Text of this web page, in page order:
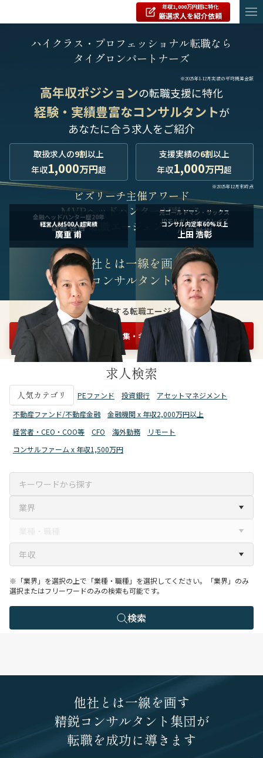
年収1,000万円超に特化
厳選求人を紹介依頼
ハイクラス・プロフェッショナル転職なら
タイグロンパートナーズ
※2025年1-12月実績の平均概算金額
高年収ポジションの転職支援に特化
経験・実績豊富なコンサルタントが
あなたに合う求人をご紹介
取扱求人の9割以上
年収1,000万円超
支援実績の6割以上
年収1,000万円超
※2025年12月末時点
ビズリーチ主催アワード
MVPヘッドハンターが率いる
転職エージェント
金融ヘッドハンター歴20年
信藤 啓吾
元ゴールドマン・サックス
JPモルガン/バークレイズ
小口 敏樹
経営人材500人超実績
廣重 甫
コンサル内定率60%以上
上田 浩彰
他社とは一線を画す
精鋭コンサルタント集団
3万人が登録する転職エージェント
無料1分 まずは情報収集・キャリア相談を申し込む
求人検索
人気カテゴリ PEファンド 投資銀行
アセットマネジメント
不動産ファンド/不動産金融
金融機関 x 年収2,000万円以上
経営者・CEO・COO等
CFO 海外勤務
リモート
コンサルファーム x 年収1,500万円
※「業界」を選択の上で「業種・職種」を選択してください。「業界」のみ
選択またはフリーワードのみの検索も可能です。
検索
他社とは一線を画す
精鋭コンサルタント集団が
転職を成功に導きます